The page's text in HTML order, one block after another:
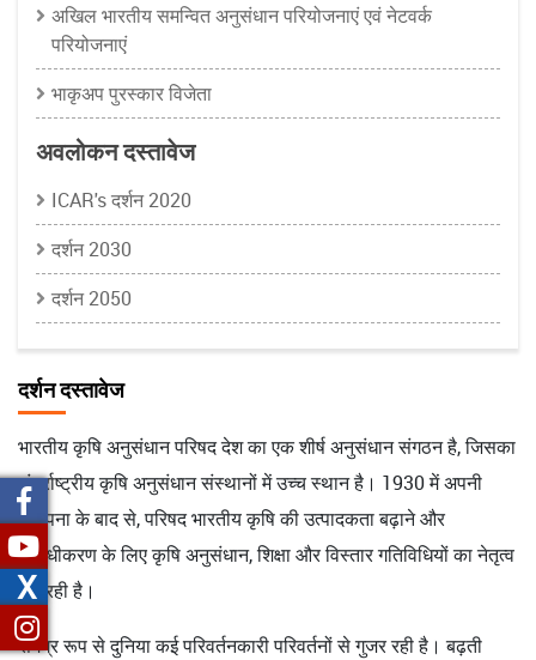
अखिल भारतीय समन्‍वित अनुसंधान परियोजनाएं एवं नेटवर्क
परियोजनाएं
भाकृअप पुरस्कार विजेता
अवलोकन दस्तावेज
ICAR's दर्शन 2020
दर्शन 2030
दर्शन 2050
दर्शन दस्तावेज
भारतीय कृषि अनुसंधान परिषद देश का एक शीर्ष अनुसंधान संगठन है, जिसका
अंतर्राष्ट्रीय कृषि अनुसंधान संस्थानों में उच्च स्थान है। 1930 में अपनी
स्थापना के बाद से, परिषद भारतीय कृषि की उत्पादकता बढ़ाने और
विविधीकरण के लिए कृषि अनुसंधान, शिक्षा और विस्तार गतिविधियों का नेतृत्व
कर रही है।
समग्र रूप से दुनिया कई परिवर्तनकारी परिवर्तनों से गुजर रही है। बढ़ती
X